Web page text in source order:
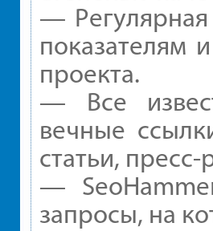
— Регулярная
показателям
проекта.
— Все
вечные
статьи,
—
запросы, на